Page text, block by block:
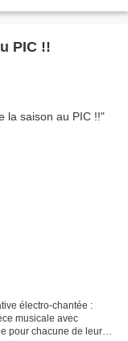
PIC !!
électro-chantée :
musicale avec
pour chacune de leur